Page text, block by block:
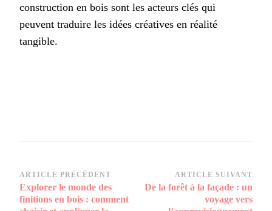
construction en bois sont les acteurs clés qui
peuvent traduire les idées créatives en réalité
tangible.
Navigation
d’article
ARTICLE PRÉCÉDENT
Explorer le monde des
finitions en bois : comment
ARTICLE SUIVANT
De la forêt à la façade : un
voyage vers